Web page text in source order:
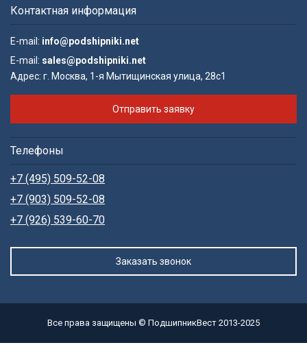
Контактная информация
E-mail: info@podshipniki.net
E-mail: sales@podshipniki.net
Адрес: г. Москва, 1-я Мытищинская улица, 28с1
Отправить заявку
Телефоны
+7 (495) 509-52-08
+7 (903) 509-52-08
+7 (926) 539-60-70
Заказать звонок
Все права защищены © ПодшипникВест 2013-2025